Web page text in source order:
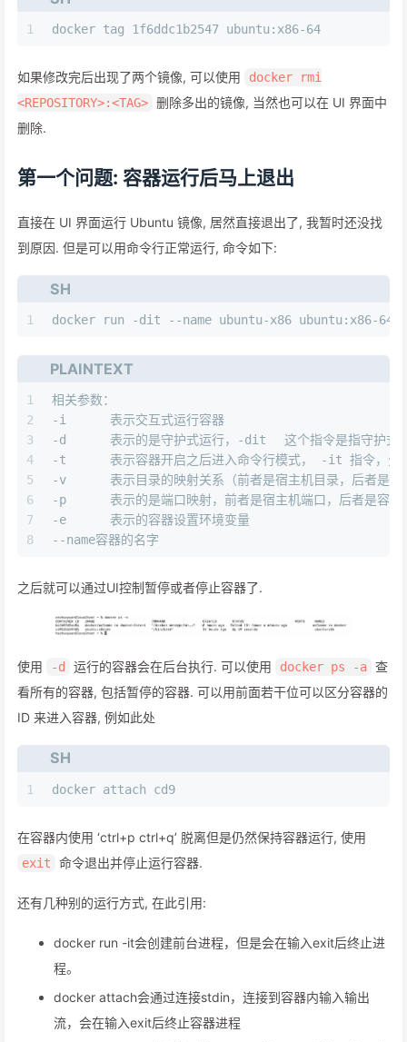
1 docker tag 1f6ddc1b2547 ubuntu:x86-64
如果修改完后出现了两个镜像, 可以使用
docker rmi
<REPOSITORY>:<TAG> 删除多出的镜像, 当然也可以在 UI 界面中
删除.
第一个问题: 容器运行后马上退出
直接在 UI 界面运行 Ubuntu 镜像, 居然直接退出了, 我暂时还没找
到原因. 但是可以用命令行正常运行, 命令如下:
SH
1 docker run -dit --name ubuntu-x86 ubuntu:x86-64
PLAINTEXT
1
2
3
4
5
6
7
8
相关参数：
-i 	表示交互式运行容器
-d	表示的是守护式运行，-dit
-t	表示容器开启之后进入命令行模式， -it 指令，分
-v	表示目录的映射关系（前者是宿主机目录，后者是
-p	表示的是端口映射，前者是宿主机端口，后者是容
-e	表示的容器设置环境变量
--name容器的名字
之后就可以通过UI控制暂停或者停止容器了.
使用 -d 运行的容器会在后台执行. 可以使用 docker ps -a 查
看所有的容器, 包括暂停的容器. 可以用前面若干位可以区分容器的
ID 来进入容器, 例如此处
SH
1 docker attach cd9
在容器内使用 ‘ctrl+p ctrl+q’ 脱离但是仍然保持容器运行, 使用
exit 命令退出并停止运行容器.
还有几种别的运行方式, 在此引用:
docker run -it会创建前台进程，但是会在输入exit后终止进
程。
docker attach会通过连接stdin，连接到容器内输入输出
流，会在输入exit后终止容器进程